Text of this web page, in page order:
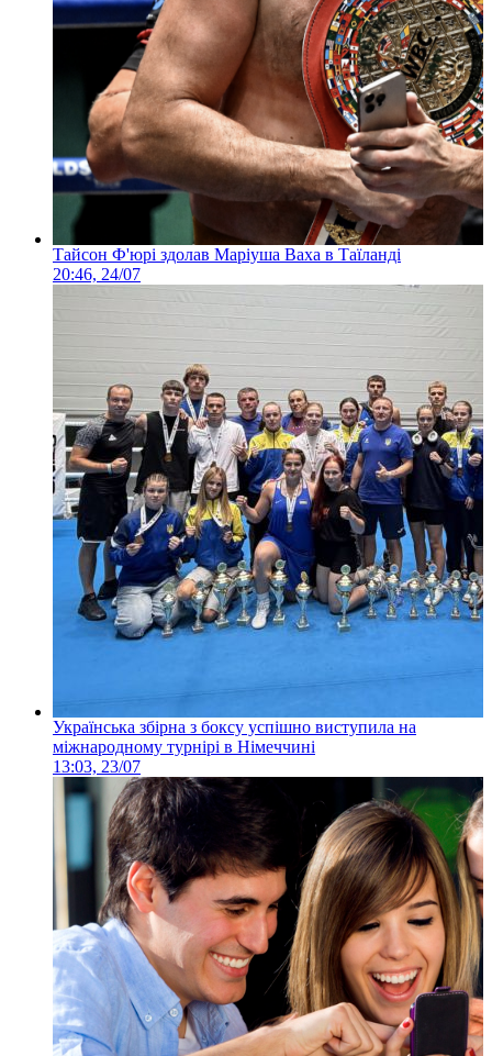
Тайсон Ф'юрі здолав Маріуша Ваха в Таїланді
20:46, 24/07
Українська збірна з боксу успішно виступила на
міжнародному турнірі в Німеччині
13:03, 23/07